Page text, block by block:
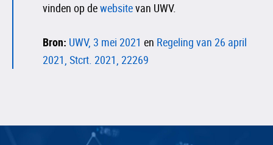
vinden op dewebsitevan UWV.
Bron: UWV, 3 mei 2021 en Regeling van 26 april
2021, Stcrt. 2021, 22269